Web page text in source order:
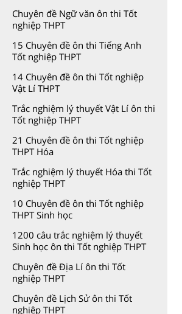
Chuyên đề Ngữ văn ôn thi Tốt
nghiệp THPT
15 Chuyên đề ôn thi Tiếng Anh
Tốt nghiệp THPT
14 Chuyên đề ôn thi Tốt nghiệp
Vật Lí THPT
Trắc nghiệm lý thuyết Vật Lí ôn thi
Tốt nghiệp THPT
21 Chuyên đề ôn thi Tốt nghiệp
THPT Hóa
Trắc nghiệm lý thuyết Hóa thi Tốt
nghiệp THPT
10 Chuyên đề ôn thi Tốt nghiệp
THPT Sinh học
1200 câu trắc nghiệm lý thuyết
Sinh học ôn thi Tốt nghiệp THPT
Chuyên đề Địa Lí ôn thi Tốt
nghiệp THPT
Chuyên đề Lịch Sử ôn thi Tốt
nghiệp THPT